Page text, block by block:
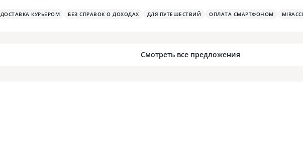
ДОСТАВКА КУРЬЕРОМ БЕЗ СПРАВОК О ДОХОДАХ ДЛЯ ПУТЕШЕСТВИЙ ОПЛАТА СМАРТФОНОМ
Смотреть все предложения